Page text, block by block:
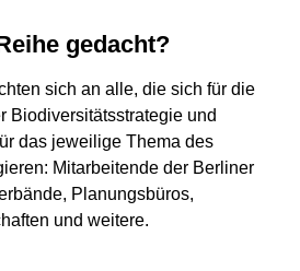
gedacht?
sich an alle, die sich für die
Biodiversitätsstrategie und
das jeweilige Thema des
Mitarbeitende der Berliner
Planungsbüros,
und weitere.